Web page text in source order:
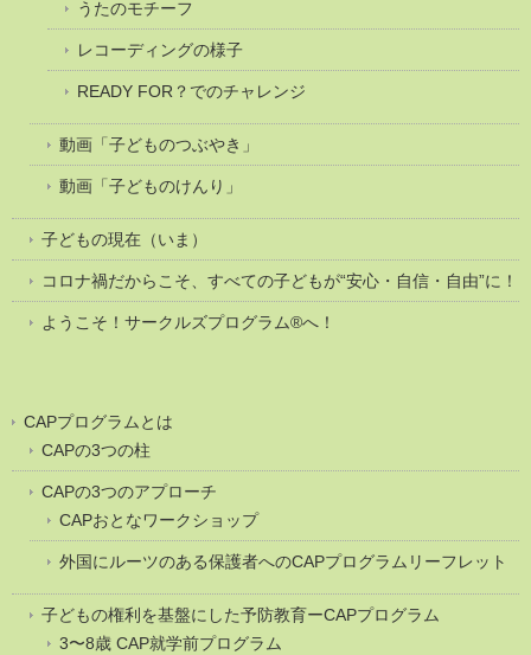
うたのモチーフ
レコーディングの様子
READY FOR？でのチャレンジ
動画「子どものつぶやき」
動画「子どものけんり」
子どもの現在（いま）
コロナ禍だからこそ、すべての子どもが“安心・自信・自由”に！
ようこそ！サークルズプログラム®へ！
CAPプログラムとは
CAPの3つの柱
CAPの3つのアプローチ
CAPおとなワークショップ
外国にルーツのある保護者へのCAPプログラムリーフレット
子どもの権利を基盤にした予防教育ーCAPプログラム
3〜8歳 CAP就学前プログラム